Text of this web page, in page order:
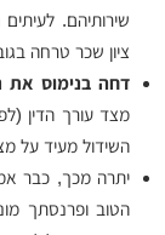
שירותיהם.
ציון שכר טרחה
דחה בנימוס את
השידול מעיד על
יתרה מכך, כבר
הטוב ופרנסתך